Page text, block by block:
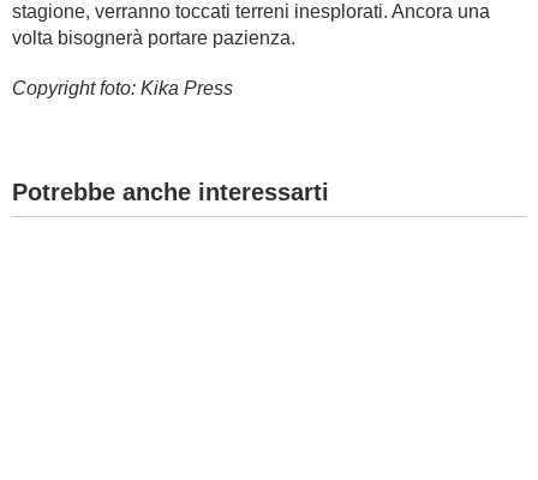
stagione, verranno toccati terreni inesplorati. Ancora una
volta bisognerà portare pazienza.
Copyright foto: Kika Press
Potrebbe anche interessarti